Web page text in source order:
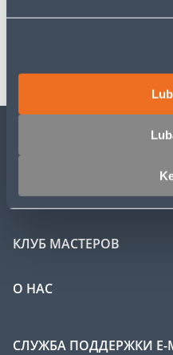
ОБСЛУЖИВАНИЕ
УСЛУГИ
КЛУБ МАСТЕРОВ
О НАС
СЛУЖБА ПОДДЕРЖКИ